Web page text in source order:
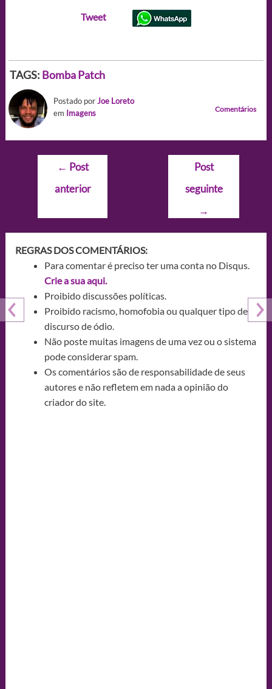
Tweet
TAGS: Bomba Patch
Postado porJoe Loreto
em Imagens Comentários
Navegação
Post
← Post
anterior
Post
seguinte
→
REGRAS DOS COMENTÁRIOS:
Para comentar é preciso ter uma conta no Disqus.
Crie a sua aqui.
Proibido discussões políticas.
Proibido racismo, homofobia ou qualquer tipo de
discurso de ódio.
Não poste muitas imagens de uma vez ou o sistema
pode considerar spam.
Os comentários são de responsabilidade de seus
autores e não refletem em nada a opinião do
criador do site.